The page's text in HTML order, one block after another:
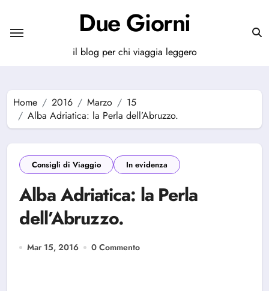
contenuto
Due Giorni
il blog per chi viaggia leggero
Home 2016 Marzo
15
Alba Adriatica: la Perla dell’Abruzzo.
Consigli di Viaggio In evidenza
Alba Adriatica: la Perla
dell’Abruzzo.
Mar 15, 2016 0 Commento